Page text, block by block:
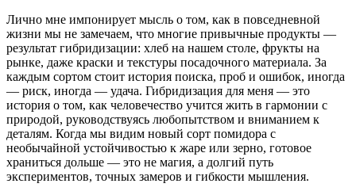
Лично мне импонирует мысль о том, как в повседневной
жизни мы не замечаем, что многие привычные продукты —
результат гибридизации: хлеб на нашем столе, фрукты на
рынке, даже краски и текстуры посадочного материала. За
каждым сортом стоит история поиска, проб и ошибок, иногда
— риск, иногда — удача. Гибридизация для меня — это
история о том, как человечество учится жить в гармонии с
природой, руководствуясь любопытством и вниманием к
деталям. Когда мы видим новый сорт помидора с
необычайной устойчивостью к жаре или зерно, готовое
храниться дольше — это не магия, а долгий путь
экспериментов, точных замеров и гибкости мышления.